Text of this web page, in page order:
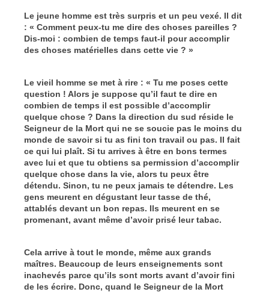
Le jeune homme est très surpris et un peu vexé. Il dit
: « Comment peux-tu me dire des choses pareilles ?
Dis-moi : combien de temps faut-il pour accomplir
des choses matérielles dans cette vie ? »
Le vieil homme se met à rire : « Tu me poses cette
question ! Alors je suppose qu’il faut te dire en
combien de temps il est possible d’accomplir
quelque chose ? Dans la direction du sud réside le
Seigneur de la Mort qui ne se soucie pas le moins du
monde de savoir si tu as fini ton travail ou pas. Il fait
ce qui lui plaît. Si tu arrives à être en bons termes
avec lui et que tu obtiens sa permission d’accomplir
quelque chose dans la vie, alors tu peux être
détendu. Sinon, tu ne peux jamais te détendre. Les
gens meurent en dégustant leur tasse de thé,
attablés devant un bon repas. Ils meurent en se
promenant, avant même d’avoir prisé leur tabac.
Cela arrive à tout le monde, même aux grands
maîtres. Beaucoup de leurs enseignements sont
inachevés parce qu’ils sont morts avant d’avoir fini
de les écrire. Donc, quand le Seigneur de la Mort